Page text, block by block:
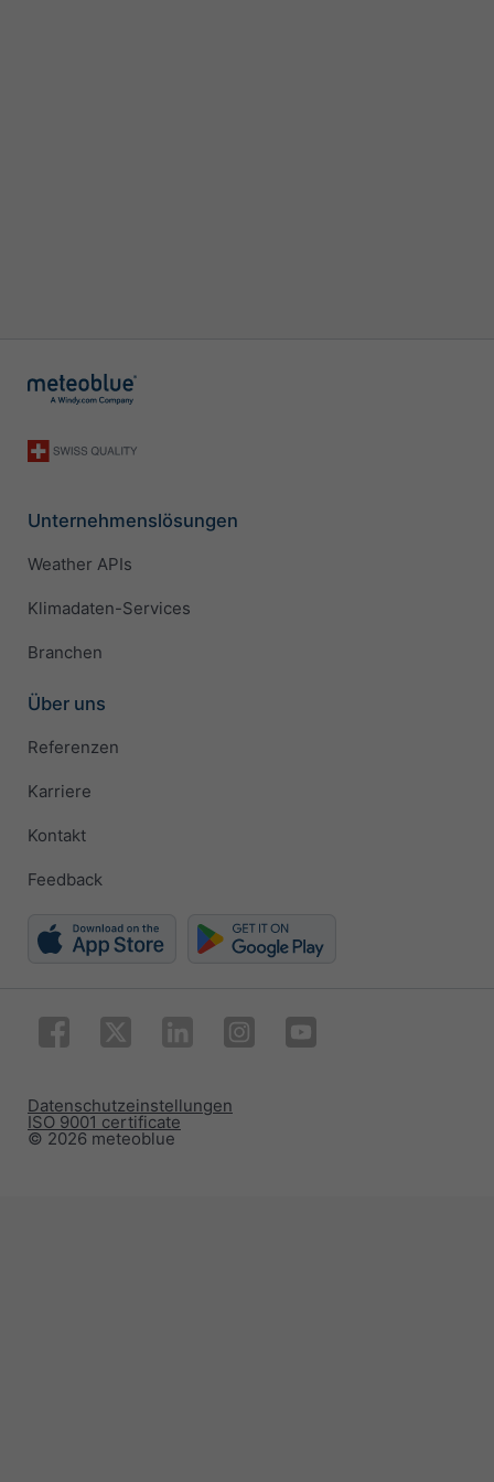
Unternehmenslösungen
Weather APIs
Klimadaten-Services
Branchen
Über uns
Referenzen
Karriere
Kontakt
Feedback
© 2026 meteoblue
ISO 9001 certificate
Datenschutzeinstellungen